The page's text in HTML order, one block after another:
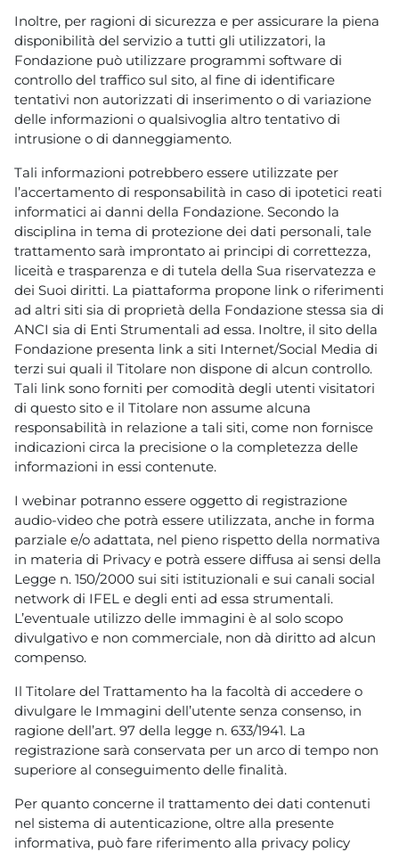
Inoltre, per ragioni di sicurezza e per assicurare la piena
disponibilità del servizio a tutti gli utilizzatori, la
Fondazione può utilizzare programmi software di
controllo del traffico sul sito, al fine di identificare
tentativi non autorizzati di inserimento o di variazione
delle informazioni o qualsivoglia altro tentativo di
intrusione o di danneggiamento.
Tali informazioni potrebbero essere utilizzate per
l’accertamento di responsabilità in caso di ipotetici reati
informatici ai danni della Fondazione. Secondo la
disciplina in tema di protezione dei dati personali, tale
trattamento sarà improntato ai principi di correttezza,
liceità e trasparenza e di tutela della Sua riservatezza e
dei Suoi diritti. La piattaforma propone link o riferimenti
ad altri siti sia di proprietà della Fondazione stessa sia di
ANCI sia di Enti Strumentali ad essa. Inoltre, il sito della
Fondazione presenta link a siti Internet/Social Media di
terzi sui quali il Titolare non dispone di alcun controllo.
Tali link sono forniti per comodità degli utenti visitatori
di questo sito e il Titolare non assume alcuna
responsabilità in relazione a tali siti, come non fornisce
indicazioni circa la precisione o la completezza delle
informazioni in essi contenute.
I webinar potranno essere oggetto di registrazione
audio-video che potrà essere utilizzata, anche in forma
parziale e/o adattata, nel pieno rispetto della normativa
in materia di Privacy e potrà essere diffusa ai sensi della
Legge n. 150/2000 sui siti istituzionali e sui canali social
network di IFEL e degli enti ad essa strumentali.
L’eventuale utilizzo delle immagini è al solo scopo
divulgativo e non commerciale, non dà diritto ad alcun
compenso.
Il Titolare del Trattamento ha la facoltà di accedere o
divulgare le Immagini dell’utente senza consenso, in
ragione dell’art. 97 della legge n. 633/1941. La
registrazione sarà conservata per un arco di tempo non
superiore al conseguimento delle finalità.
Per quanto concerne il trattamento dei dati contenuti
nel sistema di autenticazione, oltre alla presente
informativa, può fare riferimento alla privacy policy